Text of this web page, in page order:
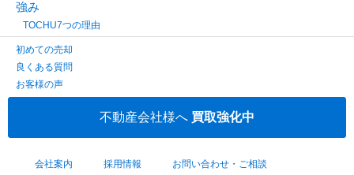
強み
TOCHU7つの理由
初めての売却
良くある質問
お客様の声
不動産会社様へ 買取強化中
会社案内 採用情報 お問い合わせ・ご相談